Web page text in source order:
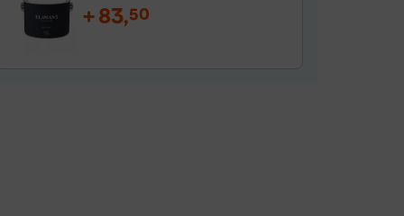
+83,50